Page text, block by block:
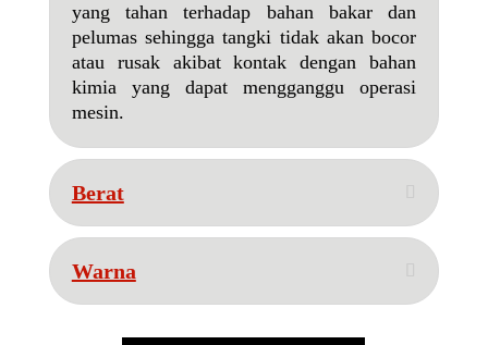
yang tahan terhadap bahan bakar dan
pelumas sehingga tangki tidak akan bocor
atau rusak akibat kontak dengan bahan
kimia yang dapat mengganggu operasi
mesin.
Berat
Warna